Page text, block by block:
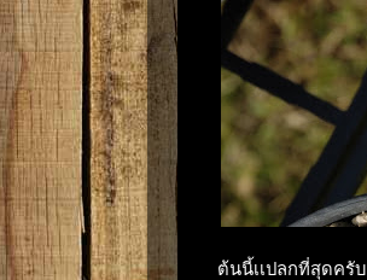
ต้นนี้เเปลกที่สุดครับ